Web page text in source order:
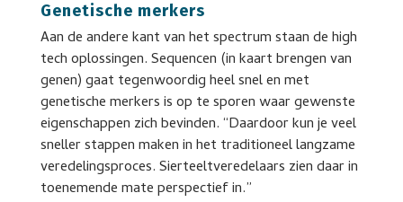
Genetische merkers
Aan de andere kant van het spectrum staan de high
tech oplossingen. Sequencen (in kaart brengen van
genen) gaat tegenwoordig heel snel en met
genetische merkers is op te sporen waar gewenste
eigenschappen zich bevinden. “Daardoor kun je veel
sneller stappen maken in het traditioneel langzame
veredelingsproces. Sierteeltveredelaars zien daar in
toenemende mate perspectief in.”